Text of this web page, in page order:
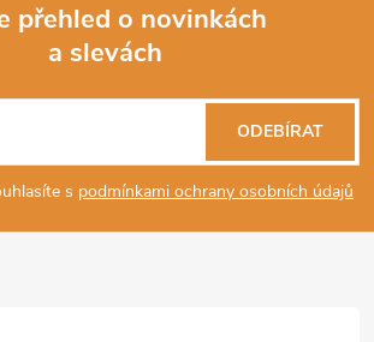
přehled o novinkách
a slevách
s podmínkami ochrany osobních údajů
ODEBÍRAT